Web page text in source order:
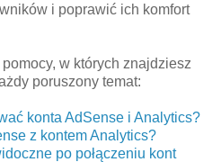
i poprawić ich komfort
w których znajdziesz
poruszony temat:
konta AdSense i Analytics?
z kontem Analytics?
po połączeniu kont